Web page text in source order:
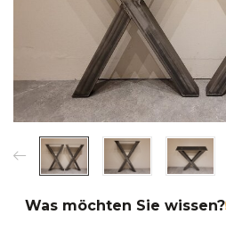
Was möchten Sie wissen?